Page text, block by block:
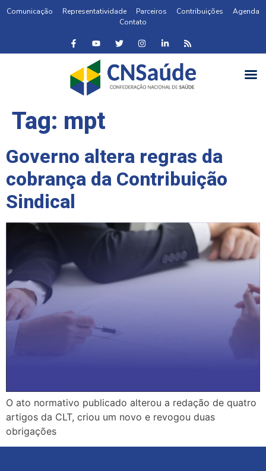
Comunicação Representatividade Parceiros Contribuições
Agenda
Contato
Tag: mpt
Governo altera regras da
cobrança da Contribuição
Sindical
O ato normativo publicado alterou a redação de quatro
artigos da CLT, criou um novo e revogou duas
obrigações